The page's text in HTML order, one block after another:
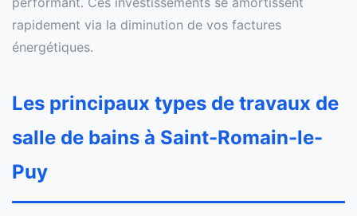
rapidement via la diminution de vos factures
énergétiques.
Les principaux types de travaux de
salle de bains à Saint-Romain-le-
Puy